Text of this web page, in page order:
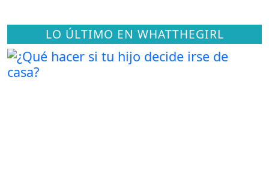
LO ÚLTIMO EN WHATTHEGIRL